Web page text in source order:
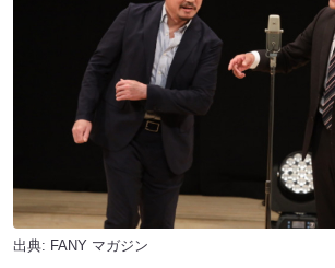
出典: FANY マガジン